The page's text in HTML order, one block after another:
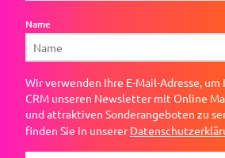
Name
Wir verwenden Ihre E-Mail-Adresse,
CRM unseren Newsletter mit Online
und attraktiven Sonderangeboten zu
finden Sie in unserer